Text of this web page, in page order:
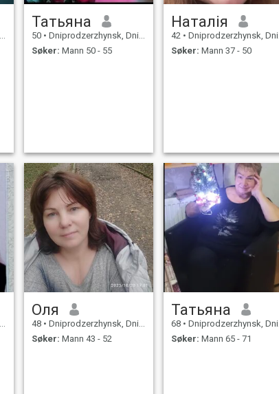
Татьяна
50 • Dniprodzerzhynsk, Dnipropetrovs'k, Ukraina
Søker: Mann 50 - 55
Наталія
42 • Dniprodzerzhynsk, Dnipropetrovs'k, Ukraina
Søker: Mann 37 - 50
Оля
48 • Dniprodzerzhynsk, Dnipropetrovs'k, Ukraina
Søker: Mann 43 - 52
Татьяна
68 • Dniprodzerzhynsk, Dnipropetrovs'k, Ukraina
Søker: Mann 65 - 71